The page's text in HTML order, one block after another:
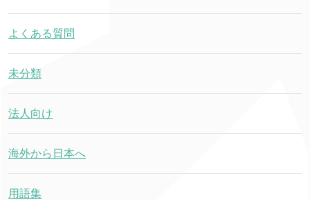
よくある質問
未分類
法人向け
海外から日本へ
用語集